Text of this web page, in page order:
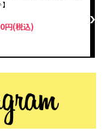
円(税込)